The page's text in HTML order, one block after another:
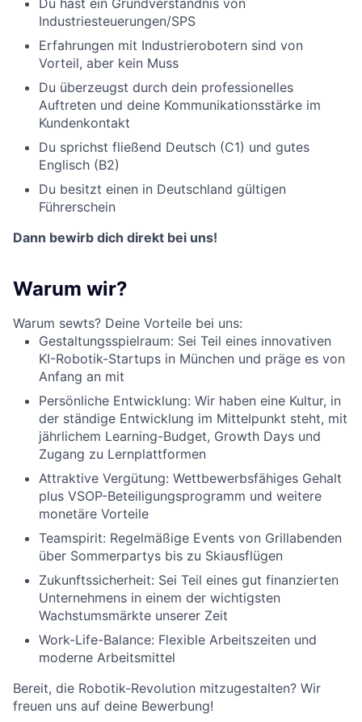
Du hast ein Grundverständnis von
Industriesteuerungen/SPS
Erfahrungen mit Industrierobotern sind von
Vorteil, aber kein Muss
Du überzeugst durch dein professionelles
Auftreten und deine Kommunikationsstärke im
Kundenkontakt
Du sprichst fließend Deutsch (C1) und gutes
Englisch (B2)
Du besitzt einen in Deutschland gültigen
Führerschein
Dann bewirb dich direkt bei uns!
Warum wir?
Warum sewts? Deine Vorteile bei uns:
Gestaltungsspielraum: Sei Teil eines innovativen
KI-Robotik-Startups in München und präge es von
Anfang an mit
Persönliche Entwicklung: Wir haben eine Kultur, in
der ständige Entwicklung im Mittelpunkt steht, mit
jährlichem Learning-Budget, Growth Days und
Zugang zu Lernplattformen
Attraktive Vergütung: Wettbewerbsfähiges Gehalt
plus VSOP-Beteiligungsprogramm und weitere
monetäre Vorteile
Teamspirit: Regelmäßige Events von Grillabenden
über Sommerpartys bis zu Skiausflügen
Zukunftssicherheit: Sei Teil eines gut finanzierten
Unternehmens in einem der wichtigsten
Wachstumsmärkte unserer Zeit
Work-Life-Balance: Flexible Arbeitszeiten und
moderne Arbeitsmittel
Bereit, die Robotik-Revolution mitzugestalten? Wir
freuen uns auf deine Bewerbung!